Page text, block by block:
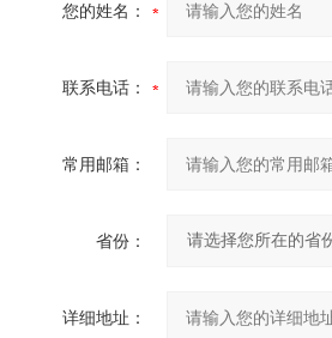
您的姓名：
联系电话：
常用邮箱：
省份：
详细地址：